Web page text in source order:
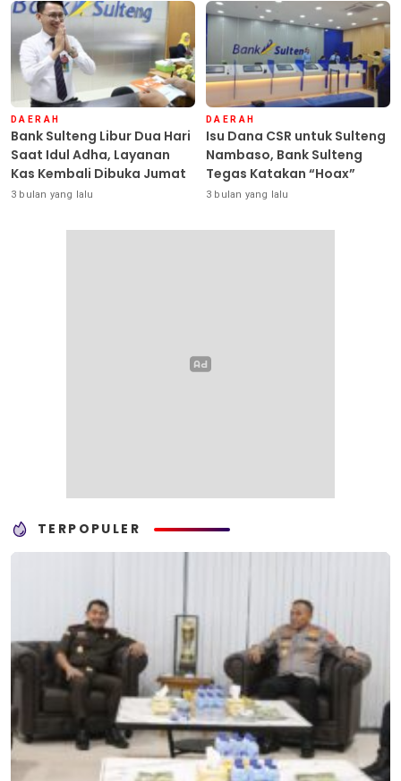
DAERAH
Bank Sulteng Libur Dua Hari
Saat Idul Adha, Layanan
Kas Kembali Dibuka Jumat
3 bulan yang lalu
DAERAH
Isu Dana CSR untuk Sulteng
Nambaso, Bank Sulteng
Tegas Katakan “Hoax”
3 bulan yang lalu
TERPOPULER